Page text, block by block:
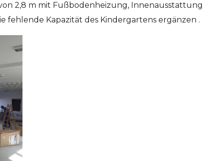
2,8 m mit Fußbodenheizung, Innenausstattung
fehlende Kapazität des Kindergartens ergänzen .